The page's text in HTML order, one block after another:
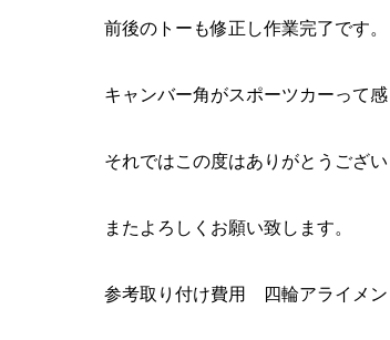
前後のトーも修正し作業完了です。
キャンバー角がスポーツカーって感
それではこの度はありがとうござい
またよろしくお願い致します。
参考取り付け費用 四輪アライメ